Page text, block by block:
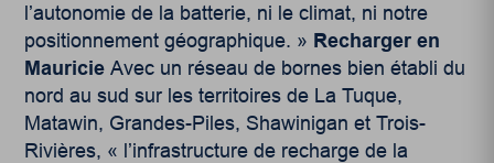
l’autonomie de la batterie, ni le climat, ni notre
positionnement géographique. » Recharger en
MauricieAvec un réseau de bornes bien établi du
nord au sud sur les territoires de La Tuque,
Matawin, Grandes-Piles, Shawinigan et Trois-
Rivières, « l’infrastructure de recharge de la